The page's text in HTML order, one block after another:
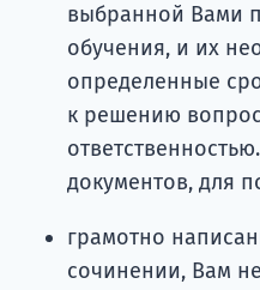
выбранной Вами
обучения, и их
определенные
к решению
документов, для
грамотно
сочинении, Вам